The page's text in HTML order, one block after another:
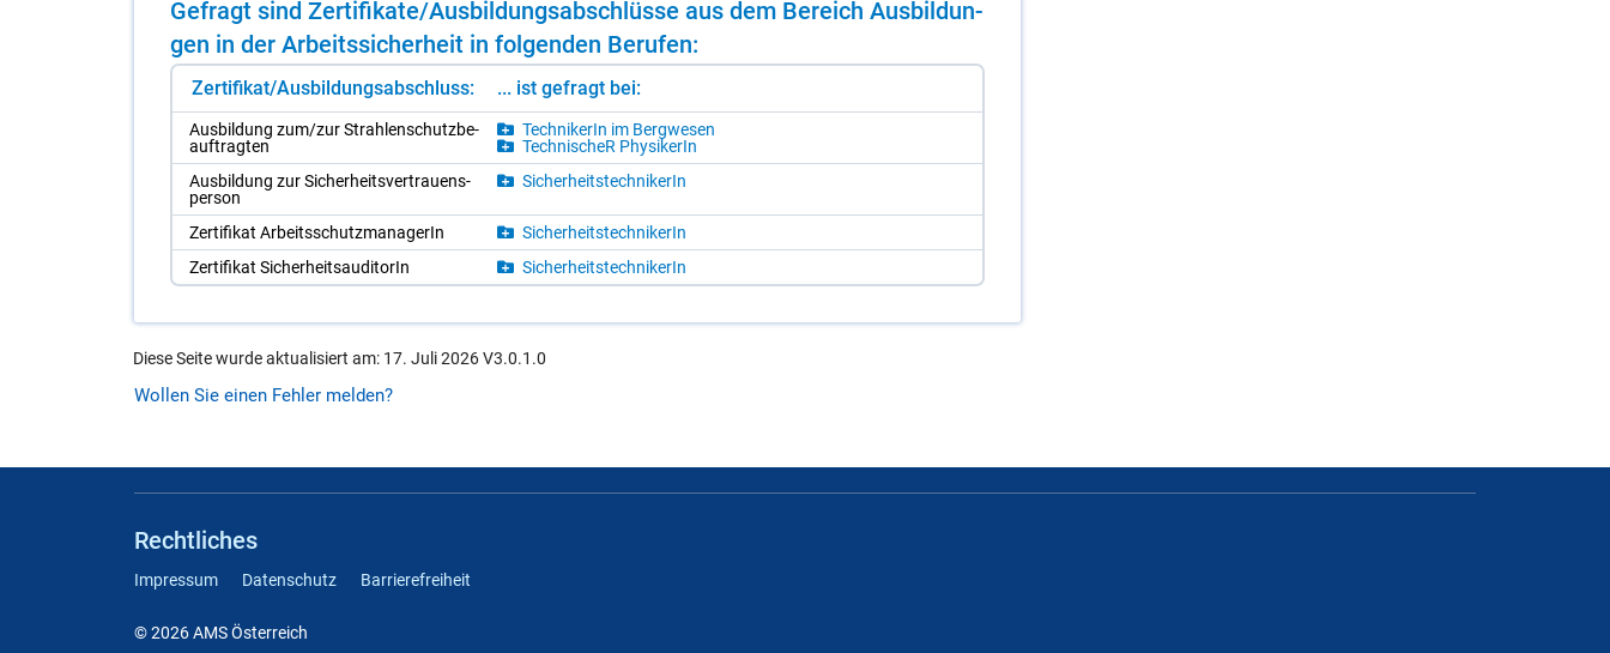
Ge­fragt sind Zer­ti­fi­ka­te/​Aus­bil­dungs­ab­schlüs­se aus dem Be­reich Aus­bil­dun­
gen in der Ar­beits­si­cher­heit in fol­gen­den Be­ru­fen:
Zertifikat/Ausbildungsabschluss: ... ist gefragt bei:
Aus­bil­dung zum/​zur Strah­len­schutz­be­
auf­trag­ten
Tech­ni­ke­rIn im Berg­we­sen
Tech­ni­scheR Phy­si­ke­rIn
Aus­bil­dung zur Si­cher­heits­ver­trau­ens­
per­son
Si­cher­heits­tech­ni­ke­rIn
Zer­ti­fi­kat Ar­beits­schutz­ma­na­ge­rIn
Si­cher­heits­tech­ni­ke­rIn
Zer­ti­fi­kat Si­cher­heits­au­di­to­rIn
Si­cher­heits­tech­ni­ke­rIn
Diese Seite wurde aktualisiert am: 17. Juli 2026 V3.0.1.0
Wollen Sie einen Fehler melden?
Rechtliches
Impressum Datenschutz Barrierefreiheit
© 2026 AMS Österreich